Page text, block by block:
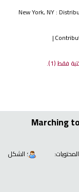
New York, NY :
فقط(1).
Marching
؛ الشكل